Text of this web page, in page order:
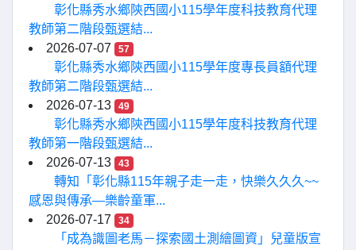
彰化縣秀水鄉陝西國小115學年度科技教育代理
教師第二階段甄選結...
2026-07-07
57
彰化縣秀水鄉陝西國小115學年度專長員額代理
教師第二階段甄選結...
2026-07-13
49
彰化縣秀水鄉陝西國小115學年度科技教育代理
教師第一階段甄選結...
2026-07-13
43
轉知「彰化縣115年親子走一走，快樂久久久~~
感恩與傳承—樂齡童軍...
2026-07-17
34
「成為識圖老馬－探索國土測繪圖資」兒童版宣